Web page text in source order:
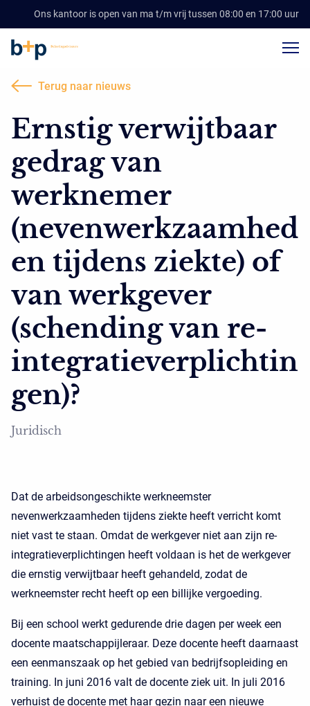
Ons kantoor is open van ma t/m vrij tussen 08:00 en 17:00 uur
Terug naar nieuws
Ernstig verwijtbaar
gedrag van
werknemer
(nevenwerkzaamhed
en tijdens ziekte) of
van werkgever
(schending van re-
integratieverplichtin
gen)?
Juridisch
Dat de arbeidsongeschikte werkneemster
nevenwerkzaamheden tijdens ziekte heeft verricht komt
niet vast te staan. Omdat de werkgever niet aan zijn re-
integratieverplichtingen heeft voldaan is het de werkgever
die ernstig verwijtbaar heeft gehandeld, zodat de
werkneemster recht heeft op een billijke vergoeding.
Bij een school werkt gedurende drie dagen per week een
docente maatschappijleraar. Deze docente heeft daarnaast
een eenmanszaak op het gebied van bedrijfsopleiding en
training. In juni 2016 valt de docente ziek uit. In juli 2016
verhuist de docente met haar gezin naar een nieuwe